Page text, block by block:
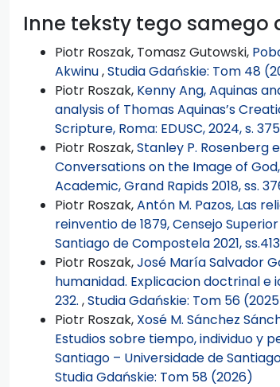
Inne teksty tego samego
Piotr Roszak, Tomasz Gutowski,
Akwinu,Studia Gdańskie: Tom 48
Piotr Roszak, Kenny Ang, Aquinas
analysis of Thomas Aquinas’s
Scripture, Roma: EDUSC, 2024, s. 375
Piotr Roszak,Stanley P. Rosenberg
Conversations on the Image of
Academic, Grand Rapids 2018, ss.
Piotr Roszak,Antón M. Pazos, Las
reinventio de 1879, Censejo
Santiago de Compostela 2021, ss.413
Piotr Roszak,José María Salvador
humanidad. Explicacion doctrinal e
232. ,Studia Gdańskie: Tom 56
Piotr Roszak, Xosé M. Sánchez
Estudios sobre tiempo, individuo y
Santiago – Universidade de
Studia Gdańskie: Tom 58 (2026)